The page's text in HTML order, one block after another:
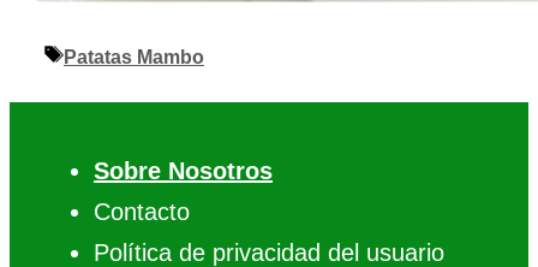
Etiquetas
Patatas Mambo
Sobre Nosotros
Contacto
Política de privacidad del usuario